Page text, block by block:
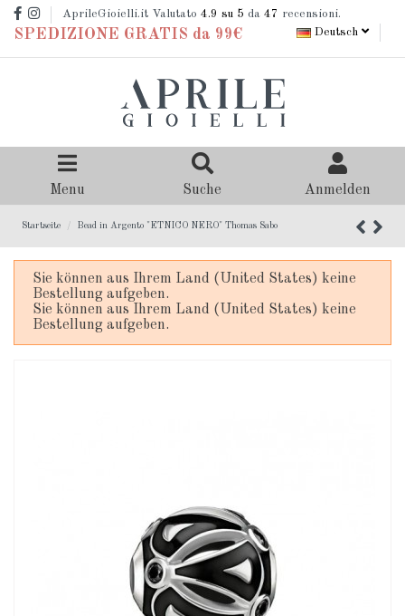
AprileGioielli.it Valutato 4.9 su 5 da 47 recensioni.
SPEDIZIONE GRATIS da 99€ Deutsch
Menu Suche Anmelden
Startseite Bead in Argento "ETNICO NERO" Thomas Sabo
Sie können aus Ihrem Land (United States) keine
Bestellung aufgeben.
Sie können aus Ihrem Land (United States) keine
Bestellung aufgeben.